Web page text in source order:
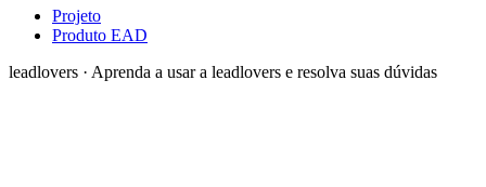
Projeto
Produto EAD
leadlovers · Aprenda a usar a leadlovers e resolva suas dúvidas